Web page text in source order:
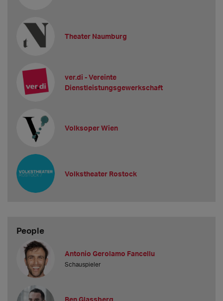
Theater Naumburg
ver.di - Vereinte
Dienstleistungsgewerkschaft
Volksoper Wien
Volkstheater Rostock
People
Antonio Gerolamo Fancellu
Schauspieler
Ben Glassberg